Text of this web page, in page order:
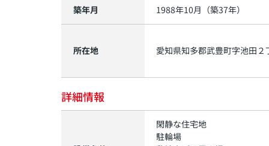
築年月 1988年10月（築37年）
所在地 愛知県知多郡武豊町字池田 ２
詳細情報
閑静な住宅地
駐輪場